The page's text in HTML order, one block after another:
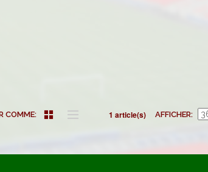
COMME 1 article(s) AFFICHER